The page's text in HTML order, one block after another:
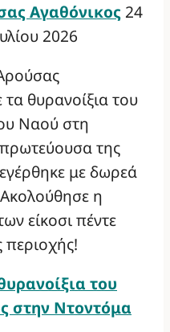
Αγαθόνικος 24
2026
τα θυρανοίξια του
Ναού στη
της
με δωρεά
η
είκοσι πέντε
του
στην Ντοντόμα